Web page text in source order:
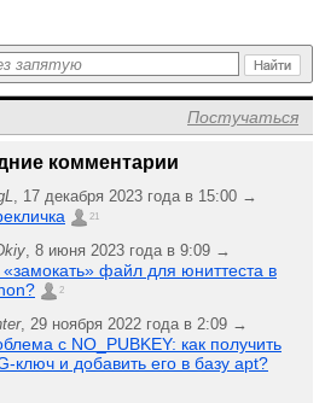
Постучаться
комментарии
, 17 декабря 2023 года в 15:00 →
21
, 8 июня 2023 года в 9:09 →
«замокать» файл для юниттеста в
2
, 29 ноября 2022 года в 2:09 →
с NO_PUBKEY: как получить
ключ и добавить его в базу apt?